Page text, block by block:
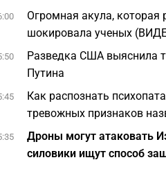
Огромная акула, которая
шокировала ученых
Разведка США выяснила
Путина
Как распознать
тревожных признаков
Дроны могут атаковать
силовики ищут способ